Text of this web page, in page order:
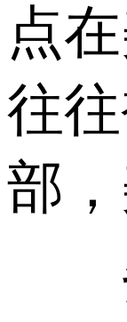
点
往
部
劣